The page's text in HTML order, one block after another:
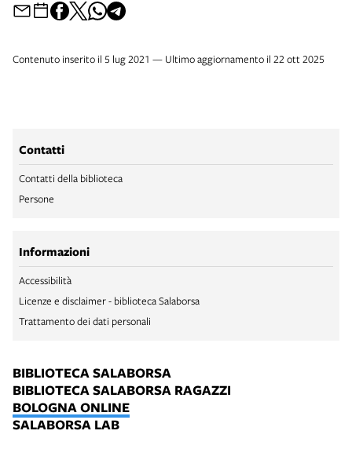
Contenuto inserito il 5 lug 2021 — Ultimo aggiornamento il 22 ott 2025
Contatti
Contatti della biblioteca
Persone
Informazioni
Accessibilità
Licenze e disclaimer - biblioteca Salaborsa
Trattamento dei dati personali
BIBLIOTECA SALABORSA
BIBLIOTECA SALABORSA RAGAZZI
BOLOGNA ONLINE
SALABORSA LAB